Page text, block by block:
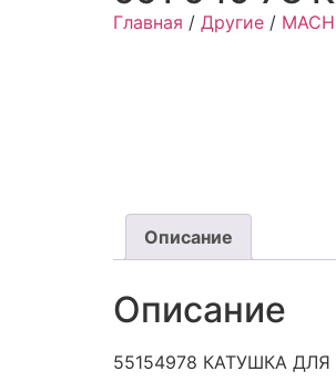
Главная / Другие /
Описание
Описание
55154978 КАТУШКА